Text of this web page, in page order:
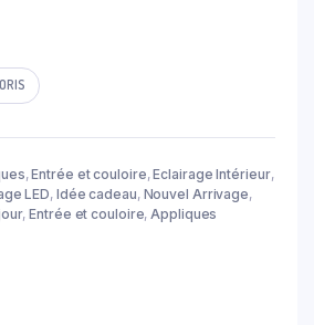
,Entrée et couloire,Eclairage Intérieur,
LED, Idée cadeau, Nouvel Arrivage,
,Entrée et couloire, Appliques